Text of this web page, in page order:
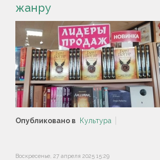
жанру
Опубликовано в Культура
Воскресенье, 27 апреля 2025 15:29